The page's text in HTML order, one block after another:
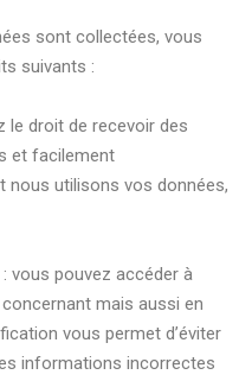
sont collectées, vous
suivants :
le droit de recevoir des
et facilement
nous utilisons vos données,
vous pouvez accéder à
mais aussi en
vous permet d’éviter
informations incorrectes